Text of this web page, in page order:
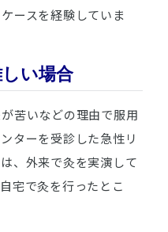
ースを経験していま
い場合
苦いなどの理由で服用
ターを受診した急性リ
、外来で灸を実演して
宅で灸を行ったとこ